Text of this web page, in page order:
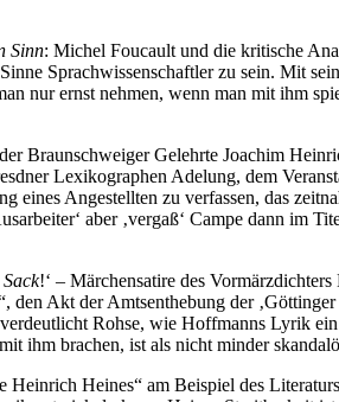
Sinn: Michel Foucault und die kritische
Sprachwissenschaftler zu sein. Mit
nur ernst nehmen, wenn man mit ihm
Braunschweiger Gelehrte Joachim
Lexikographen Adelung, dem
eines Angestellten zu verfassen, das
aber ‚vergaß‘ Campe dann im
!‘ – Märchensatire des
Akt der Amtsenthebung der ‚Göttinger
Rohse, wie Hoffmanns Lyrik
ihm brachen, ist als nicht minder
Heines“ am Beispiel des